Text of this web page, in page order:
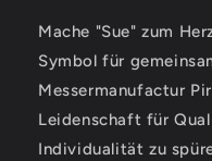
Mache "Sue" zum
Symbol für
Messermanufactur
Leidenschaft für
Individualität zu